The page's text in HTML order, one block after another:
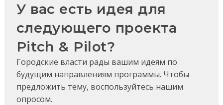
У вас есть идея для
следующего проекта
Pitch & Pilot?
Городские власти рады вашим идеям по
будущим направлениям программы. Чтобы
предложить тему, воспользуйтесь нашим
опросом.